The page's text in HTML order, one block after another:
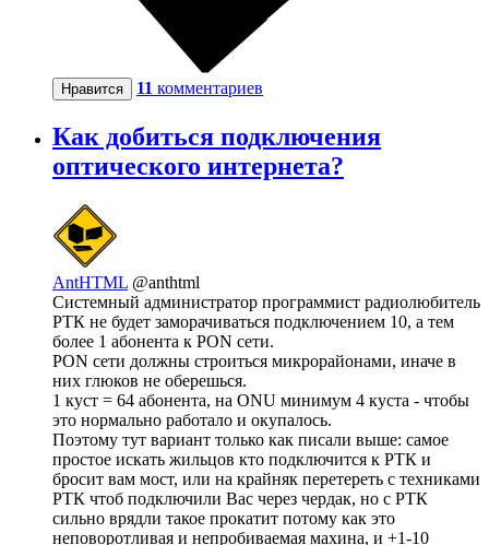
Нравится 11 комментариев
Как добиться подключения
оптического интернета?
AntHTML @anthtml
Системный администратор программист радиолюбитель
РТК не будет заморачиваться подключением 10, а тем
более 1 абонента к PON сети.
PON сети должны строиться микрорайонами, иначе в
них глюков не оберешься.
1 куст = 64 абонента, на ONU минимум 4 куста - чтобы
это нормально работало и окупалось.
Поэтому тут вариант только как писали выше: самое
простое искать жильцов кто подключится к РТК и
бросит вам мост, или на крайняк перетереть с техниками
РТК чтоб подключили Вас через чердак, но с РТК
сильно врядли такое прокатит потому как это
неповоротливая и непробиваемая махина, и +1-10